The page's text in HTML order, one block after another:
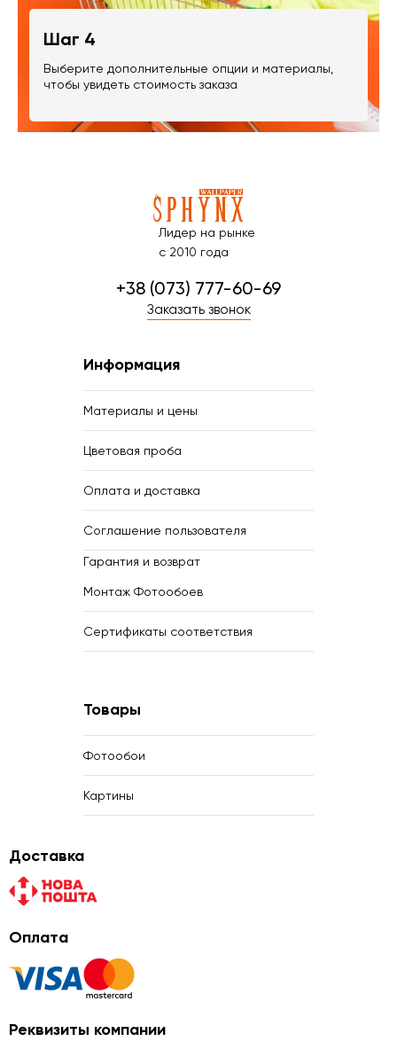
Шаг 4
Выберите дополнительные опции и материалы,
чтобы увидеть стоимость заказа
Лидер на рынке
с 2010 года
+38 (073) 777-60-69
Заказать звонок
Информация
Материалы и цены
Цветовая проба
Оплата и доставка
Соглашение пользователя
Гарантия и возврат
Монтаж Фотообоев
Сертификаты соответствия
Товары
Фотообои
Картины
Доставка
Оплата
Реквизиты компании